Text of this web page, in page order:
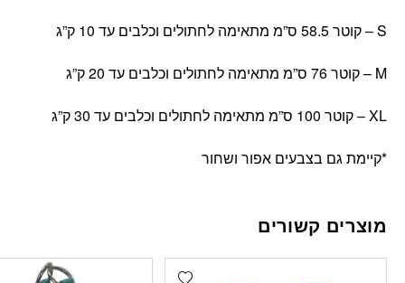
S – קוטר 58.5 ס”מ מתאימה לחתולים וכלבים עד 10 ק”ג
M – קוטר 76 ס”מ מתאימה לחתולים וכלבים עד 20 ק”ג
XL – קוטר 100 ס”מ מתאימה לחתולים וכלבים עד 30 ק”ג
*קיימת גם בצבעים אפור ושחור
מוצרים קשורים
Add wishlist